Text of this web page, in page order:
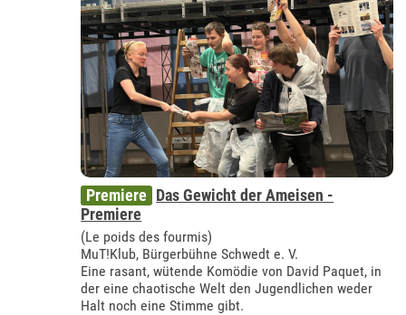
Premiere Das Gewicht der Ameisen -
Premiere
(Le poids des fourmis)
MuT!Klub, Bürgerbühne Schwedt e. V.
Eine rasant, wütende Komödie von David Paquet, in
der eine chaotische Welt den Jugendlichen weder
Halt noch eine Stimme gibt.